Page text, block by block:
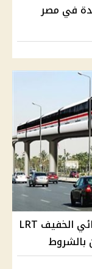
جديدة في مصر
وظائف جديدة بمشروع القطار الكهربائي الخفيف LRT